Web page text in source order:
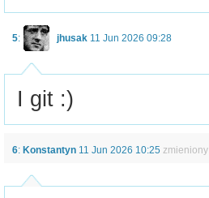
5: jhusak 11 Jun 2026 09:28
I git :)
6: Konstantyn 11 Jun 2026 10:25 zmieniony